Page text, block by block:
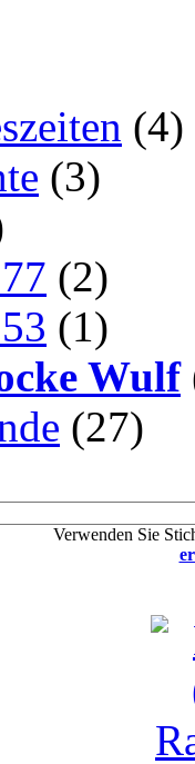
(4)
(3)
(2)
(1)
Wulf
(27)
Verwenden Sie